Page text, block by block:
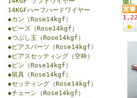
14KGFハーフハードワイヤー
◆カン（Rose14kgf）
◆ビーズ（Rose14kgf）
◆つぶし玉（Rose14kgf）
◆ピアスパーツ（Rose14kgf）
◆ピアスセッティング（空枠）
◆ピン（Rose14kgf）
◆留具（Rose14kgf）
◆セッティング（Rose14kgf）
◆チェーン（Rose14kgf）